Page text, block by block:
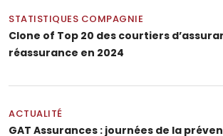
STATISTIQUES COMPAGNIE
Clone of Top 20 des courtiers
réassurance en 2024
ACTUALITÉ
GAT Assurances : journées de la